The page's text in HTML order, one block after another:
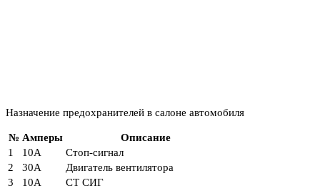
Назначение предохранителей в салоне автомобиля
№ Амперы
Описание
1
10А
Стоп-сигнал
2
30А
Двигатель вентилятора
3
10А
СТ СИГ